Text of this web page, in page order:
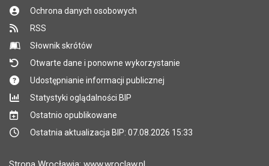
Ochrona danych osobowych
RSS
Słownik skrótów
Otwarte dane i ponowne wykorzystanie
Udostępnianie informacji publicznej
Statystyki oglądalności BIP
Ostatnio opublikowane
Ostatnia aktualizacja BIP: 07.08.2026 15:33